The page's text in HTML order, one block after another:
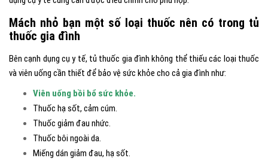
Mách nhỏ bạn một số loại thuốc nên có trong tủ
thuốc gia đình
Bên cạnh dụng cụ y tế, tủ thuốc gia đình không thể thiếu các loại thuốc
và viên uống cần thiết để bảo vệ sức khỏe cho cả gia đình như:
Viên uống bồi bổ sức khỏe.
Thuốc hạ sốt, cảm cúm.
Thuốc giảm đau nhức.
Thuốc bôi ngoài da.
Miếng dán giảm đau, hạ sốt.